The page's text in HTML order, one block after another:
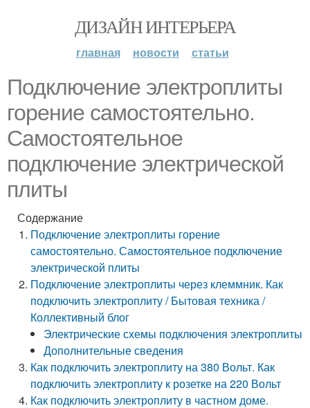
ДИЗАЙН ИНТЕРЬЕРА
главная новости статьи
Подключение электроплиты
горение самостоятельно.
Самостоятельное
подключение электрической
плиты
Содержание
Подключение электроплиты горение
самостоятельно. Самостоятельное подключение
электрической плиты
Подключение электроплиты через клеммник. Как
подключить электроплиту / Бытовая техника /
Коллективный блог
Электрические схемы подключения электроплиты
Дополнительные сведения
Как подключить электроплиту на 380 Вольт. Как
подключить электроплиту к розетке на 220 Вольт
Как подключить электроплиту в частном доме.